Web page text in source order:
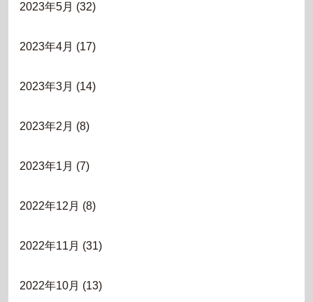
2023年5月 (32)
2023年4月 (17)
2023年3月 (14)
2023年2月 (8)
2023年1月 (7)
2022年12月 (8)
2022年11月 (31)
2022年10月 (13)